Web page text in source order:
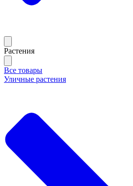
Растения
Все товары
Уличные растения